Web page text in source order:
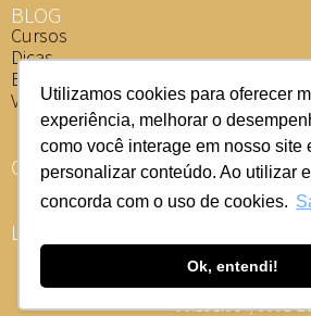
Utilizamos cookies para oferecer
experiência, melhorar o
como você interage em nosso site
personalizar conteúdo. Ao utilizar
concorda com o uso de cookies.
Ok, entendi!
BLOG
Cursos
Dicas
Eventos
Vídeos
ONDE COMPRAR
LOJISTA
Av. Ponta Grossa, 2087 - PARQUE
06.151.384/0001-